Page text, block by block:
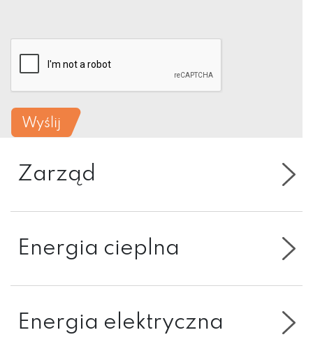
Wyślij
Zarząd
Energia cieplna
Energia elektryczna